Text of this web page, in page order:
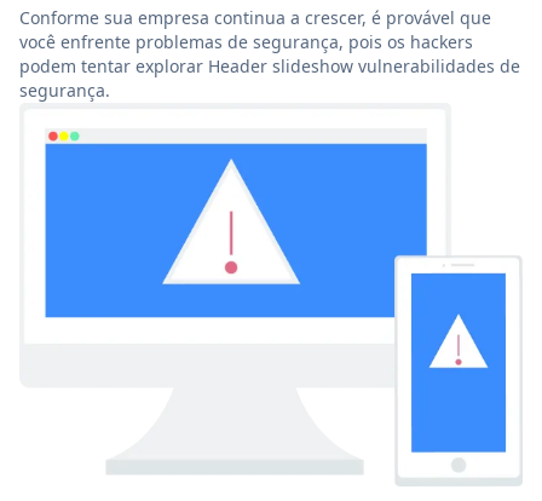
Conforme sua empresa continua a crescer, é provável que
você enfrente problemas de segurança, pois os hackers
podem tentar explorar Header slideshow vulnerabilidades de
segurança.